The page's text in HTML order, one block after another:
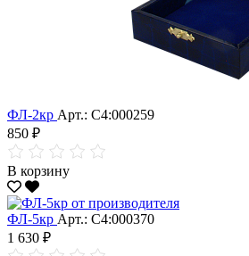
ФЛ-2кр Арт.: С4:000259
850 ₽
В корзину
ФЛ-5кр Арт.: С4:000370
1 630 ₽